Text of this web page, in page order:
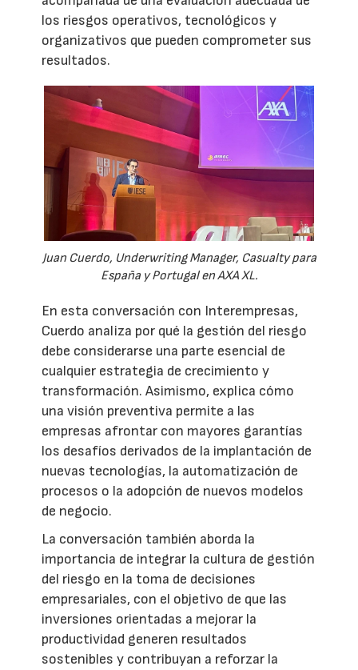
los riesgos operativos, tecnológicos y
organizativos que pueden comprometer sus
resultados.
Juan Cuerdo, Underwriting Manager, Casualty para
España y Portugal en AXA XL.
En esta conversación con Interempresas,
Cuerdo analiza por qué la gestión del riesgo
debe considerarse una parte esencial de
cualquier estrategia de crecimiento y
transformación. Asimismo, explica cómo
una visión preventiva permite a las
empresas afrontar con mayores garantías
los desafíos derivados de la implantación de
nuevas tecnologías, la automatización de
procesos o la adopción de nuevos modelos
de negocio.
La conversación también aborda la
importancia de integrar la cultura de gestión
del riesgo en la toma de decisiones
empresariales, con el objetivo de que las
inversiones orientadas a mejorar la
productividad generen resultados
sostenibles y contribuyan a reforzar la